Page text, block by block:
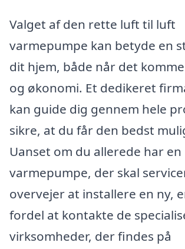
Valget af den rette luft til luft
varmepumpe kan betyde en
dit hjem, både når det
og økonomi. Et dedikeret
kan guide dig gennem hele
sikre, at du får den bedst
Uanset om du allerede har en
varmepumpe, der skal
overvejer at installere en ny,
fordel at kontakte de
virksomheder, der findes på